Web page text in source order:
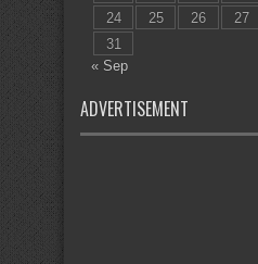
24
25 26 27
31
« Sep
ADVERTISEMENT